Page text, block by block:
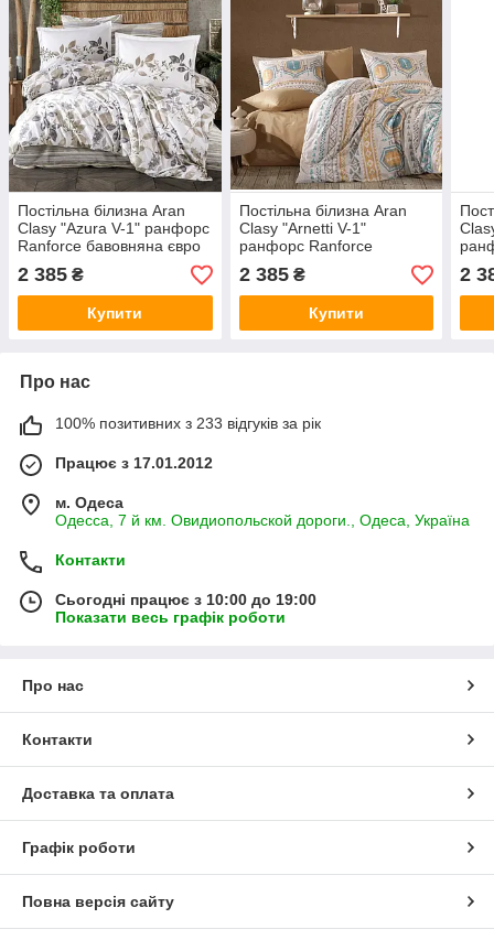
Постільна білизна Aran
Clasy "Azura V-1" ранфорс
Ranforce бавовняна євро
розміру Туреччина
2 385 ₴
Купити
Постільна білизна Aran
Clasy "Arnetti V-1"
ранфорс Ranforce
бавовняна євро розміру
Туреччина
2 385₴
Купити
2
Про нас
100% позитивних з 233 відгуків за рік
Працює з 17.01.2012
м. Одеса
Одесса, 7 й км. Овидиопольской дороги., Одеса, Україна
Контакти
Сьогодні працює з 10:00 до 19:00
Показати весь графік роботи
Про нас
Контакти
Доставка та оплата
Графік роботи
Повна версія сайту